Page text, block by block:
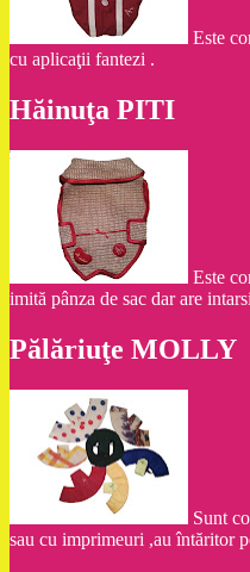
Este
cu aplicaţii fantezi .
Hăinuţa PITI
Este
imită pânza de sac dar are
Pălăriuţe MOLLY
Sunt
sau cu imprimeuri ,au întăritor